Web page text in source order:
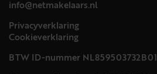
info@netmakelaars.nl
Privacyverklaring
Cookieverklaring
BTW ID-nummer NL859503732B01